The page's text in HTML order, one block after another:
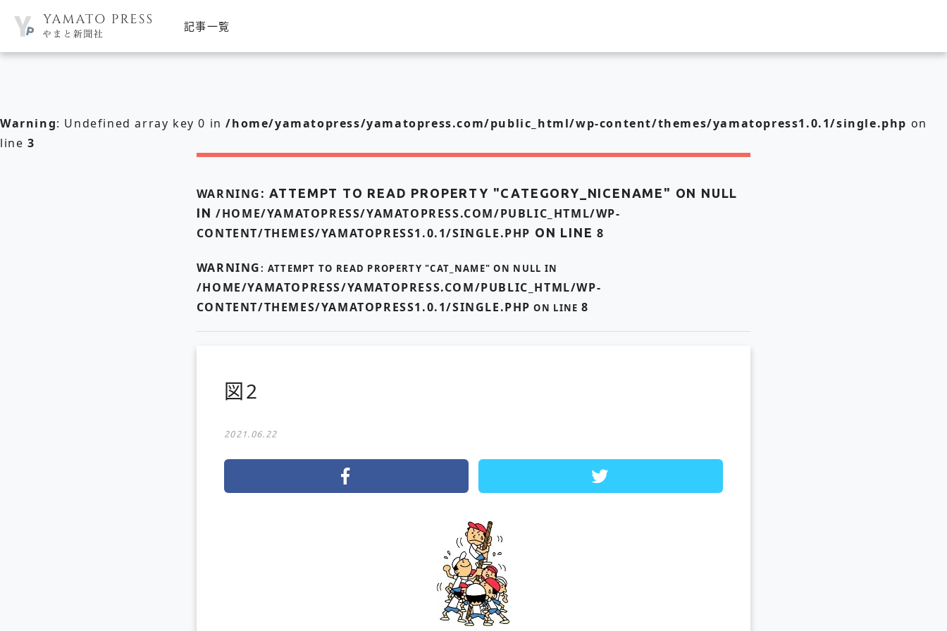
記事一覧
Warning: Undefined array key 0 in/home/yamatopress/yamatopress.com/public_html/wp-content/themes/yamatopress1.0.1/single.php on
line 3
WARNING : ATTEMPT TO READ PROPERTY "CATEGORY_NICENAME" ON NULL
IN/HOME/YAMATOPRESS/YAMATOPRESS.COM/PUBLIC_HTML/WP-
CONTENT/THEMES/YAMATOPRESS1.0.1/SINGLE.PHP ON LINE8
WARNING: ATTEMPT TO READ PROPERTY "CAT_NAME" ON NULL IN
/HOME/YAMATOPRESS/YAMATOPRESS.COM/PUBLIC_HTML/WP-
CONTENT/THEMES/YAMATOPRESS1.0.1/SINGLE.PHP ON LINE 8
図2
2021.06.22